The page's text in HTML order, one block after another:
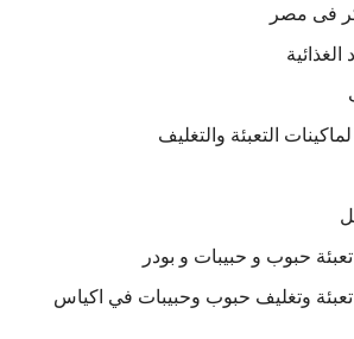
فى مصر
التعبئة والتغليف
حبوب و حبيبات و بودر
تعبئة وتغليف حبوب وحبيبات في اكياس